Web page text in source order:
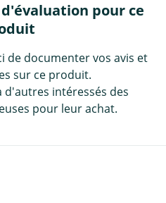
pour ce
de documenter vos avis et
sur ce produit.
d'autres intéressés des
pour leur achat.